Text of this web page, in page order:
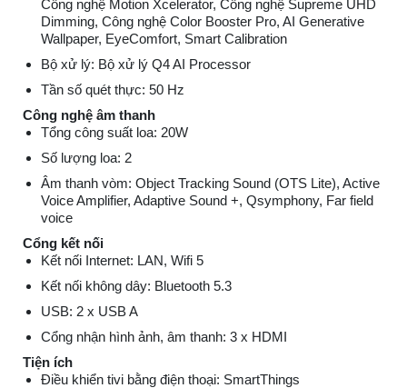
Công nghệ Motion Xcelerator, Công nghệ Supreme UHD
Dimming, Công nghệ Color Booster Pro, AI Generative
Wallpaper, EyeComfort, Smart Calibration
Bộ xử lý: Bộ xử lý Q4 AI Processor
Tần số quét thực: 50 Hz
Công nghệ âm thanh
Tổng công suất loa: 20W
Số lượng loa: 2
Âm thanh vòm: Object Tracking Sound (OTS Lite), Active
Voice Amplifier, Adaptive Sound +, Qsymphony, Far field
voice
Cổng kết nối
Kết nối Internet: LAN, Wifi 5
Kết nối không dây: Bluetooth 5.3
USB: 2 x USB A
Cổng nhận hình ảnh, âm thanh: 3 x HDMI
Tiện ích
Điều khiển tivi bằng điện thoại: SmartThings